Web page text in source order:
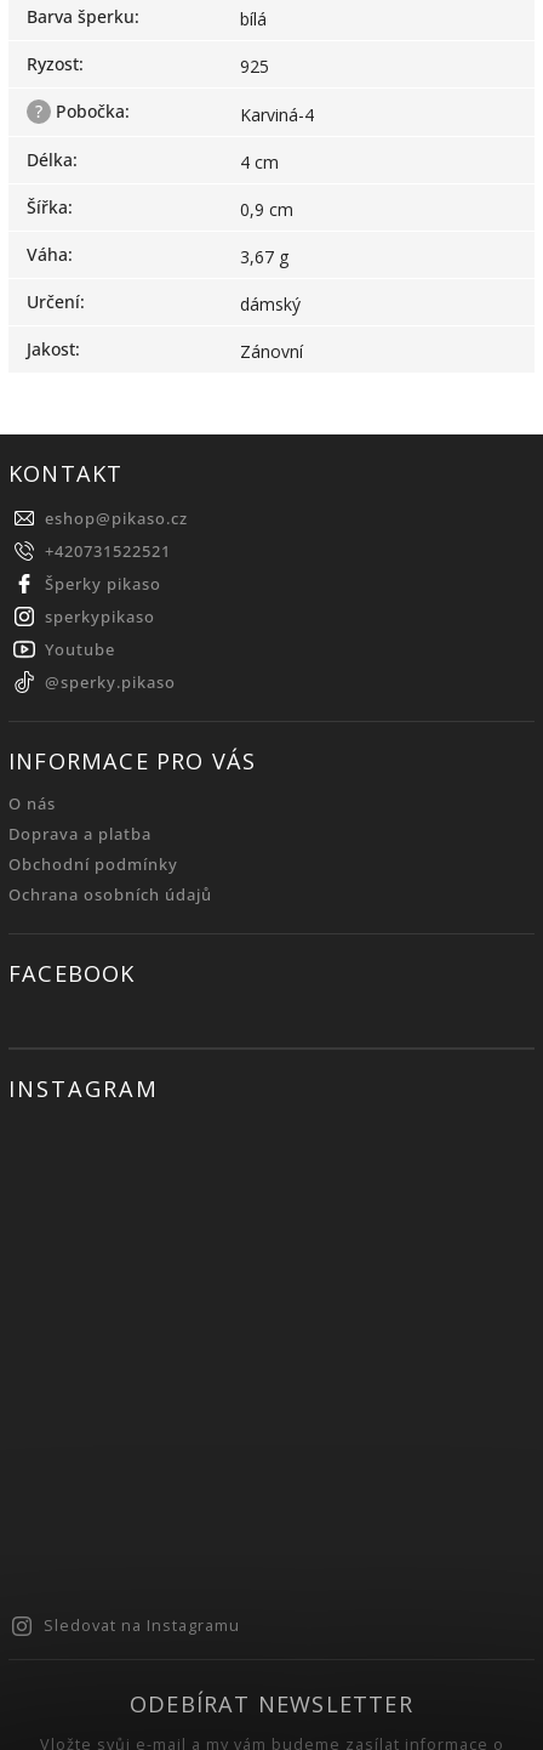
Barva šperku:
bílá
Ryzost:
925
?
Pobočka:
Karviná-4
Délka:
4 cm
Šířka:
0,9 cm
Váha:
3,67 g
Určení:
dámský
Jakost: Zánovní
KONTAKT
eshop@pikaso.cz
+420731522521
Šperky pikaso
sperkypikaso
Youtube
@sperky.pikaso
INFORMACE PRO VÁS
O nás
Doprava a platba
Obchodní podmínky
Ochrana osobních údajů
FACEBOOK
INSTAGRAM
Sledovat na Instagramu
ODEBÍRAT NEWSLETTER
Vložte svůj e-mail a my vám budeme zasílat informace o